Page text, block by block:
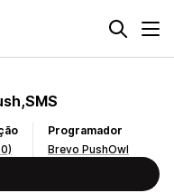
Programador
Brevo PushOwl